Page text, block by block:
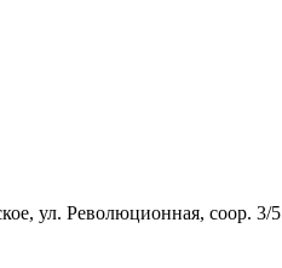
ул. Революционная, соор. 3/5